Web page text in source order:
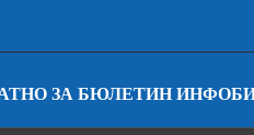
ЗА БЮЛЕТИН